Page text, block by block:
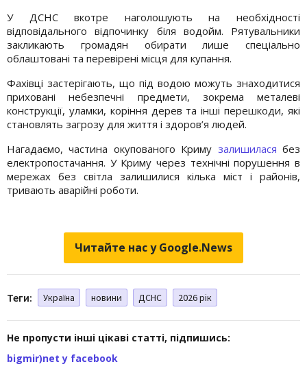
У ДСНС вкотре наголошують на необхідності
відповідального відпочинку біля водойм. Рятувальники
закликають громадян обирати лише спеціально
облаштовані та перевірені місця для купання.
Фахівці застерігають, що під водою можуть знаходитися
приховані небезпечні предмети, зокрема металеві
конструкції, уламки, коріння дерев та інші перешкоди, які
становлять загрозу для життя і здоров’я людей.
Нагадаємо, частина окупованого Криму залишилася без
електропостачання. У Криму через технічні порушення в
мережах без світла залишилися кілька міст і районів,
тривають аварійні роботи.
Читайте нас у Google.News
Теги: Україна новини ДСНС 2026 рік
Не пропусти інші цікаві статті, підпишись:
bigmir)net у facebook